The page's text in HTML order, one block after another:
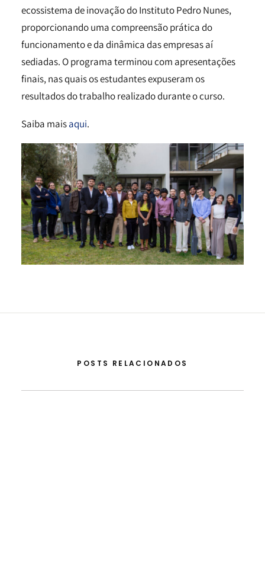
ecossistema de inovação do Instituto Pedro Nunes,
proporcionando uma compreensão prática do
funcionamento e da dinâmica das empresas aí
sediadas. O programa terminou com apresentações
finais, nas quais os estudantes expuseram os
resultados do trabalho realizado durante o curso.
Saiba maisaqui.
POSTS RELACIONADOS